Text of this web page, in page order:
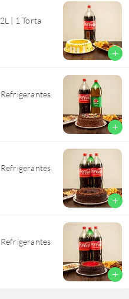
| 1 Torta
add
add
add
add